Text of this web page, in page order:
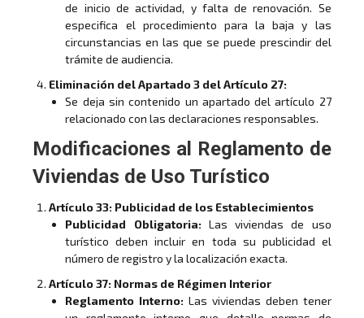
de inicio de actividad, y falta de renovación. Se
especifica el procedimiento para la baja y las
circunstancias en las que se puede prescindir del
trámite de audiencia.
Eliminación del Apartado 3 del Artículo 27:
Se deja sin contenido un apartado del artículo 27
relacionado con las declaraciones responsables.
Modificaciones al Reglamento de
Viviendas de Uso Turístico
Artículo 33: Publicidad de los Establecimientos
Publicidad Obligatoria:Las viviendas de uso
turístico deben incluir en toda su publicidad el
número de registro y la localización exacta.
Artículo 37: Normas de Régimen Interior
Reglamento Interno: Las viviendas deben tener